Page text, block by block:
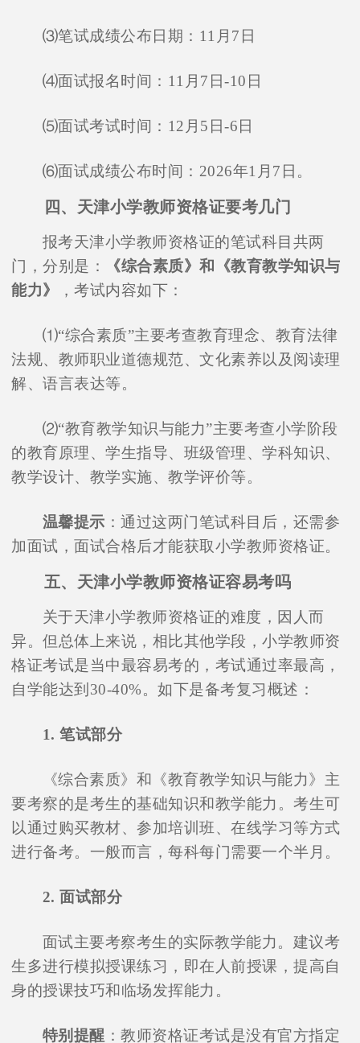
⑶笔试成绩公布日期：11月7日
⑷面试报名时间：11月7日-10日
⑸面试考试时间：12月5日-6日
⑹面试成绩公布时间：2026年1月7日。
四、天津小学教师资格证要考几门
报考天津小学教师资格证的笔试科目共两
门，分别是：
《综合素质》和《教育教学知识与
能力》
，考试内容如下：
⑴“综合素质”主要考查教育理念、教育法律
法规、教师职业道德规范、文化素养以及阅读理
解、语言表达等。
⑵“教育教学知识与能力”主要考查小学阶段
的教育原理、学生指导、班级管理、学科知识、
教学设计、教学实施、教学评价等。
温馨提示 ：通过这两门笔试科目后，还需参
加面试，面试合格后才能获取小学教师资格证。
五、天津小学教师资格证容易考吗
关于天津小学教师资格证的难度，因人而
异。但总体上来说，相比其他学段，小学教师资
格证考试是当中最容易考的，考试通过率最高，
自学能达到30-40%。如下是备考复习概述：
1. 笔试部分
《综合素质》和《教育教学知识与能力》主
要考察的是考生的基础知识和教学能力。考生可
以通过购买教材、参加培训班、在线学习等方式
进行备考。一般而言，每科每门需要一个半月。
2. 面试部分
面试主要考察考生的实际教学能力。建议考
生多进行模拟授课练习，即在人前授课，提高自
身的授课技巧和临场发挥能力。
特别提醒 ：教师资格证考试是没有官方指定